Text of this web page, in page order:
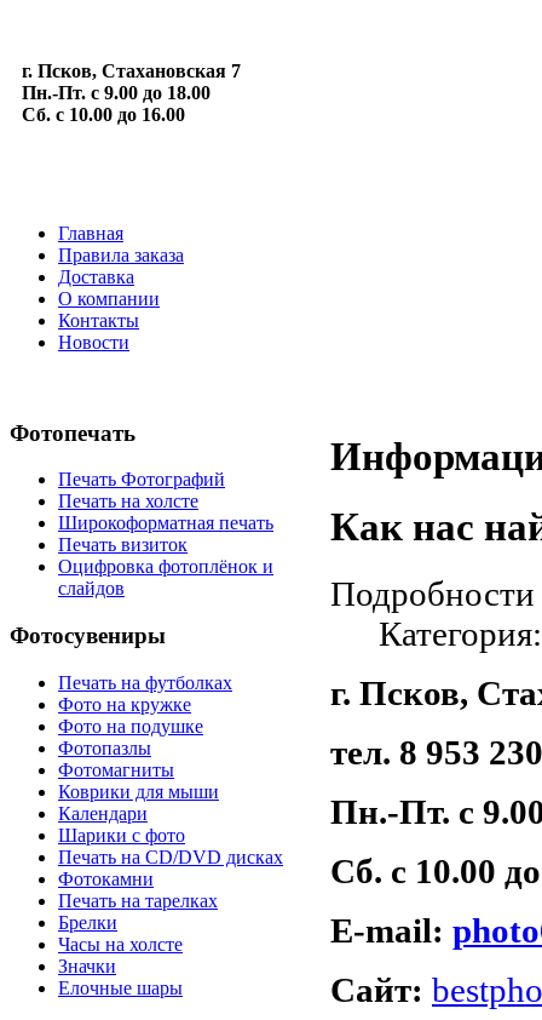
г. Псков, Стахановская 7
Пн.-Пт. с 9.00 до 18.00
Сб. с 10.00 до 16.00
Главная
Правила заказа
Доставка
О компании
Контакты
Новости
Фотопечать
Печать Фотографий
Печать на холсте
Широкоформатная печать
Печать визиток
Оцифровка фотоплёнок и
слайдов
Фотосувениры
Печать на футболках
Фото на кружке
Фото на подушке
Фотопазлы
Фотомагниты
Коврики для мыши
Календари
Шарики с фото
Печать на CD/DVD дисках
Фотокамни
Печать на тарелках
Брелки
Часы на холсте
Значки
Елочные шары
Как нас
Подробности
г. Псков,
тел. 8 953
Пн.-Пт. с
Сб. с 10.00
E-mail:
Сайт: